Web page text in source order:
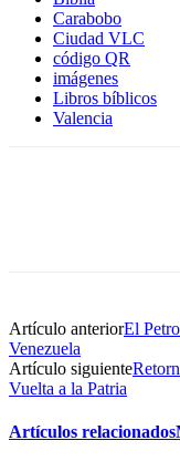
Carabobo
Ciudad VLC
código QR
imágenes
Libros bíblicos
Valencia
Artículo anteriorEl
Venezuela
Artículo siguiente
Vuelta a la Patria
Artículos relacionados